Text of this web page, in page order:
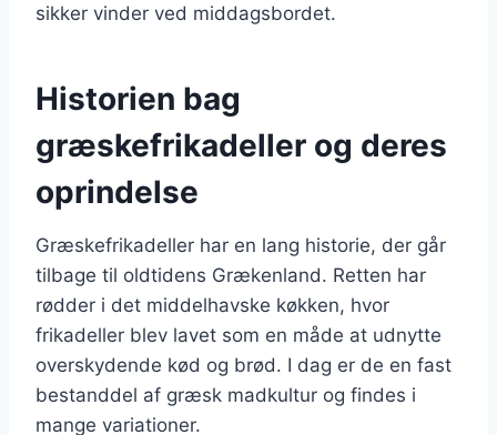
sikker vinder ved middagsbordet.
Historien bag
græskefrikadeller og deres
oprindelse
Græskefrikadeller har en lang historie, der går
tilbage til oldtidens Grækenland. Retten har
rødder i det middelhavske køkken, hvor
frikadeller blev lavet som en måde at udnytte
overskydende kød og brød. I dag er de en fast
bestanddel af græsk madkultur og findes i
mange variationer.